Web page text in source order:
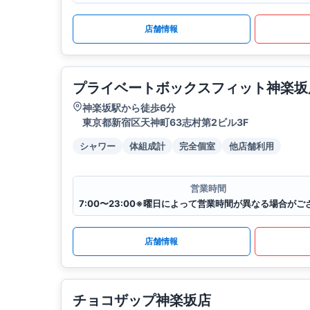
店舗情報
プライベートボックスフィット神楽
神楽坂駅から徒歩6分
東京都新宿区天神町63志村第2ビル3F
シャワー 体組成計 完全個室 他店舗利用
営業時間
店舗情報
チョコザップ神楽坂店